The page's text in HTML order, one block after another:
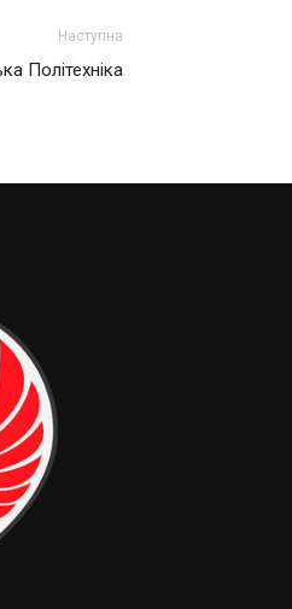
Наступна
Політехніка